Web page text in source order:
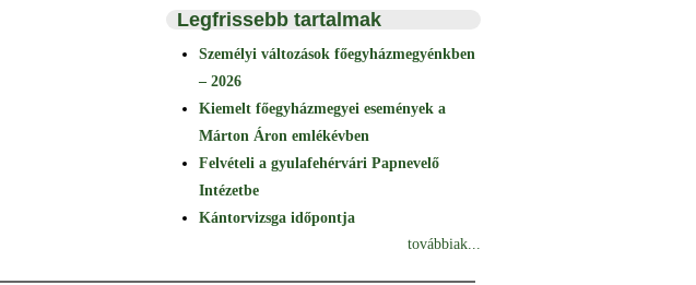
Legfrissebb tartalmak
Személyi változások főegyházmegyénkben
– 2026
Kiemelt főegyházmegyei események a
Márton Áron emlékévben
Felvételi a gyulafehérvári Papnevelő
Intézetbe
Kántorvizsga időpontja
továbbiak...